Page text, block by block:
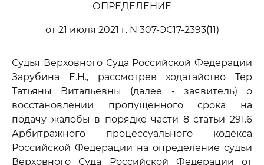
ОПРЕДЕЛЕНИЕ
от 21 июля 2021 г. N 307-ЭС17-2393(11)
Судья Верховного Суда Российской Федерации
Зарубина Е.Н., рассмотрев ходатайство Тер
Татьяны Витальевны (далее - заявитель) о
восстановлении пропущенного срока на
подачу жалобы в порядке части 8 статьи 291.6
Арбитражного процессуального кодекса
Российской Федерации на определение судьи
Верховного Суда Российской Федерации от